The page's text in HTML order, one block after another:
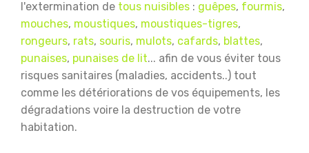
l'extermination de tous nuisibles : guêpes, fourmis,
mouches, moustiques, moustiques-tigres,
rongeurs, rats, souris, mulots, cafards, blattes,
punaises, punaises de lit... afin de vous éviter tous
risques sanitaires (maladies, accidents..) tout
comme les détériorations de vos équipements, les
dégradations voire la destruction de votre
habitation.